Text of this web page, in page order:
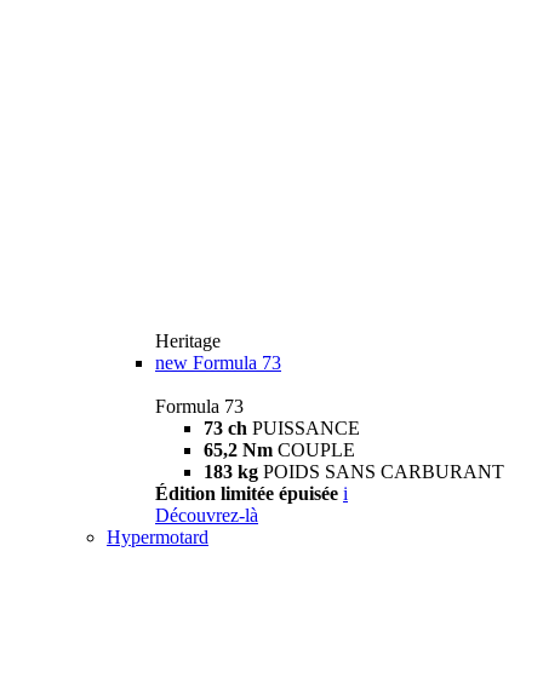
Heritage
new Formula 73
Formula 73
73 ch PUISSANCE
65,2 Nm COUPLE
183 kg POIDS SANS CARBURANT
Édition limitée épuisée i
Découvrez-là
Hypermotard